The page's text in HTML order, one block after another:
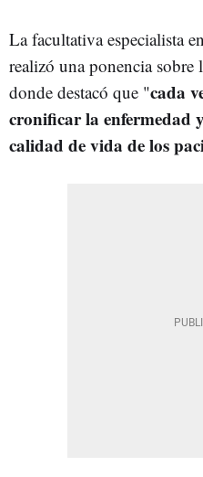
La facultativa especialista
realizó una ponencia sobre
donde destacó que "cada
cronificar la enfermedad
calidad de vida de los